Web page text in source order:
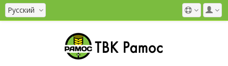
Русский